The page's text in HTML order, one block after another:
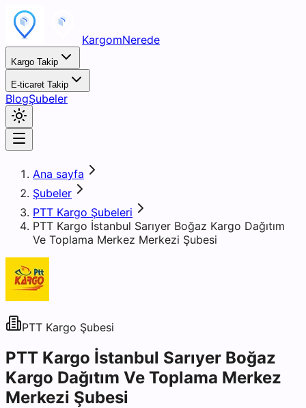
KargomNerede
Kargo Takip
E-ticaret Takip
BlogŞubeler
Ana sayfa
Şubeler
PTT Kargo Şubeleri
PTT Kargo İstanbul Sarıyer Boğaz Kargo Dağıtım
Ve Toplama Merkez Merkezi Şubesi
PTT Kargo Şubesi
PTT Kargo İstanbul Sarıyer Boğaz
Kargo Dağıtım Ve Toplama Merkez
Merkezi Şubesi